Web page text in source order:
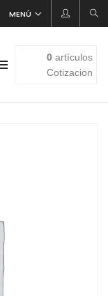
MENÚ
0artículos
Cotizacion